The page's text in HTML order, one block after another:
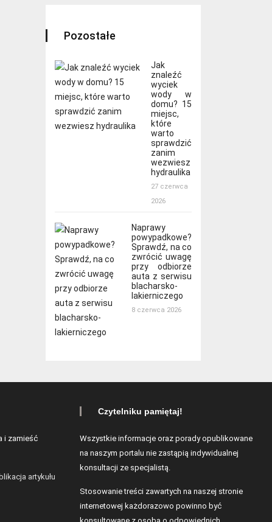
Pozostałe
Jak
znaleźć
wyciek
wody w
domu? 15
miejsc,
które
warto
sprawdzić
zanim
wezwiesz
hydraulika
27 czerwca
2026
Naprawy
powypadkowe?
Sprawdź, na co
zwrócić uwagę
przy odbiorze
auta z serwisu
blacharsko-
lakierniczego
8 czerwca 2026
i zamieść
artykułu
Czytelniku pamiętaj!
Wszystkie informacje oraz porady opublikowane
na naszym portalu nie zastąpią indywidualnej
konsultacji ze specjalistą.
Stosowanie treści zawartych na naszej stronie
internetowej każdorazowo powinno być